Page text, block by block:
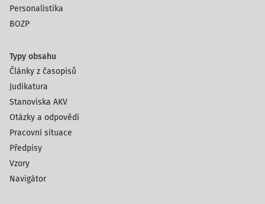
Personalistika
BOZP
Typy obsahu
Články z časopisů
Judikatura
Stanoviska AKV
Otázky a odpovědi
Pracovní situace
Předpisy
Vzory
Navigátor